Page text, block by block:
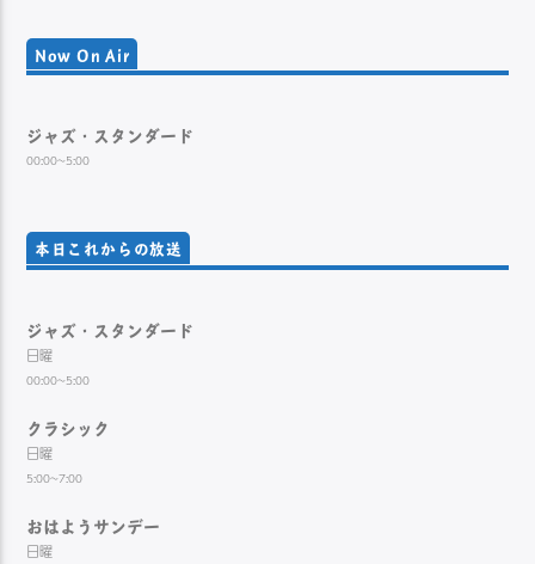
ー
ヤ
Now On Air
ジャズ・スタンダード
00:00~5:00
本日これからの放送
ジャズ・スタンダード
日曜
00:00~5:00
クラシック
日曜
5:00~7:00
おはようサンデー
日曜